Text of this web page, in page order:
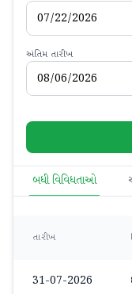
અંતિમ તારીખ
બધી વિવિધતાઓ
તારીખ
31-07-2026